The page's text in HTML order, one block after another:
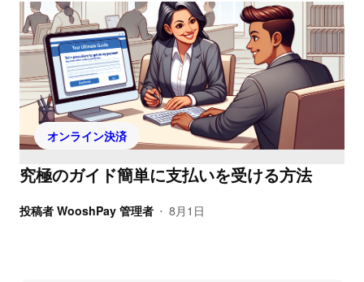
オンライン決済
究極のガイド簡単に支払いを受ける方法
投稿者 WooshPay 管理者 • 8月1日